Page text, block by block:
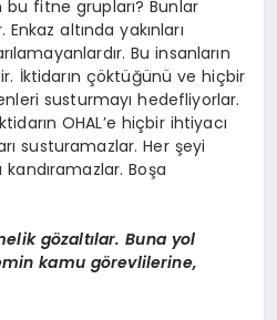
bu fitne grupları? Bunlar
altında yakınları
Bu insanların
İktidarın çöktüğünü ve hiçbir
susturmayı hedefliyorlar.
OHAL’e hiçbir ihtiyacı
susturamazlar. Her şeyi
Boşa
gözaltılar. Buna yol
kamu görevlilerine,